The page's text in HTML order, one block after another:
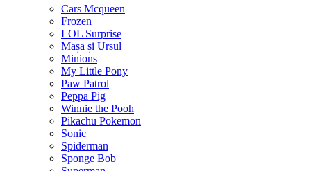
Cars Mcqueen
Frozen
LOL Surprise
Mașa și Ursul
Minions
My Little Pony
Paw Patrol
Peppa Pig
Winnie the Pooh
Pikachu Pokemon
Sonic
Spiderman
Sponge Bob